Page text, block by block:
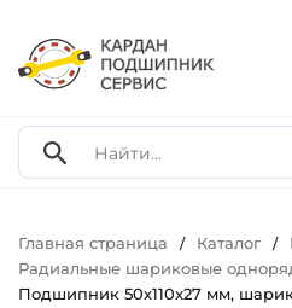
Главная страница / Каталог /
Радиальные шариковые
Подшипник 50х110х27 мм,